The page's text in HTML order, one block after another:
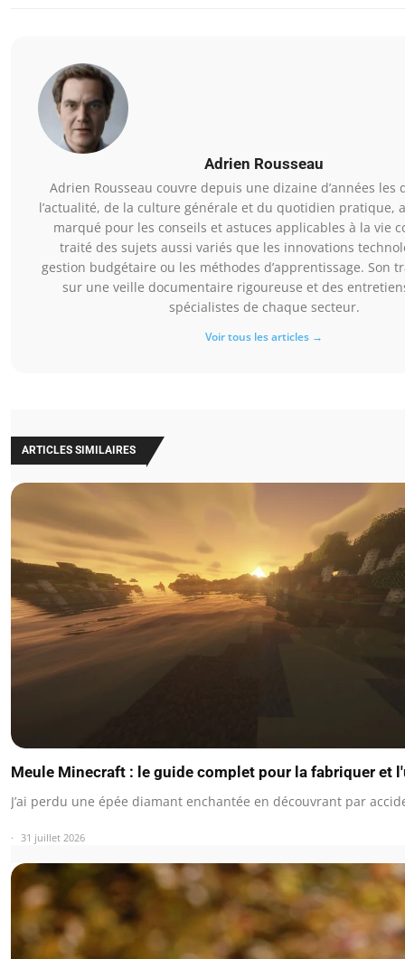
Adrien Rousseau
Adrien Rousseau couvre depuis une dizaine d’années les
l’actualité, de la culture générale et du quotidien pratique,
marqué pour les conseils et astuces applicables à la vie
traité des sujets aussi variés que les innovations
gestion budgétaire ou les méthodes d’apprentissage. Son
sur une veille documentaire rigoureuse et des
spécialistes de chaque secteur.
Voir tous les articles →
ARTICLES SIMILAIRES
Meule Minecraft : le guide complet pour la fabriquer et
J’ai perdu une épée diamant enchantée en découvrant par
31 juillet 2026